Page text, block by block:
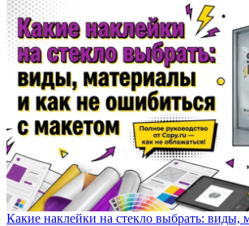
Какие наклейки на стекло выбрать: виды,